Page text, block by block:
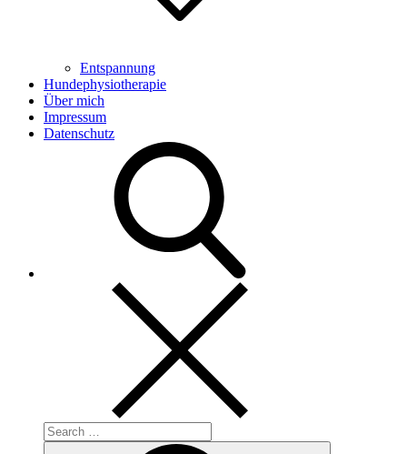
Entspannung
Hundephysiotherapie
Über mich
Impressum
Datenschutz
Search
for: